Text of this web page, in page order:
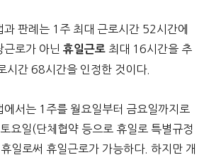
과 판례는 1주 최대 근로시간 52시간에
근로가 아닌 휴일근로최대 16시간을 추
시간 68시간을 인정한 것이다.
에서는 1주를 월요일부터 금요일까지로
요일(단체협약 등으로 휴일로 특별규정
일로써 휴일근로가 가능하다. 하지만 개